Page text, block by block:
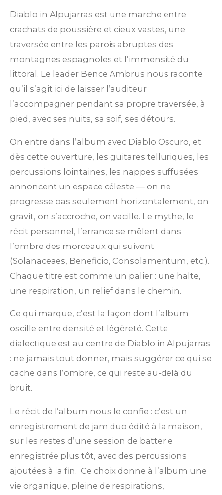
u
a
t
i
o
n
:
5
t
o
i
l
e
s
i
l
e
i
l
e
s
i
l
e
s
i
l
e
s
i
l
e
s
r
'
é
a
l
a
t
o
Diablo in Alpujarras est une marche entre
crachats de poussière et cieux vastes, une
traversée entre les parois abruptes des
montagnes espagnoles et l’immensité du
littoral. Le leader Bence Ambrus nous raconte
qu’il s’agit ici de laisser l’auditeur
l’accompagner pendant sa propre traversée, à
pied, avec ses nuits, sa soif, ses détours.
On entre dans l’album avec Diablo Oscuro, et
dès cette ouverture, les guitares telluriques, les
percussions lointaines, les nappes suffusées
annoncent un espace céleste — on ne
progresse pas seulement horizontalement, on
gravit, on s’accroche, on vacille. Le mythe, le
récit personnel, l’errance se mêlent dans
l’ombre des morceaux qui suivent
(Solanaceaes, Beneficio, Consolamentum, etc.).
Chaque titre est comme un palier : une halte,
une respiration, un relief dans le chemin.
Ce qui marque, c’est la façon dont l’album
oscille entre densité et légèreté. Cette
dialectique est au centre de Diablo in Alpujarras
: ne jamais tout donner, mais suggérer ce qui se
cache dans l’ombre, ce qui reste au-delà du
bruit.
Le récit de l’album nous le confie : c’est un
enregistrement de jam duo édité à la maison,
sur les restes d’une session de batterie
enregistrée plus tôt, avec des percussions
ajoutées à la fin. Ce choix donne à l’album une
vie organique, pleine de respirations,